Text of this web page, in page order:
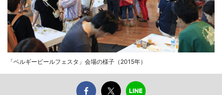
「ベルギービールフェスタ」会場の様子（2015年）